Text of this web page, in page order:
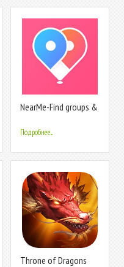
NearMe-Find groups &
nearby
Подробнее...
Throne of Dragons